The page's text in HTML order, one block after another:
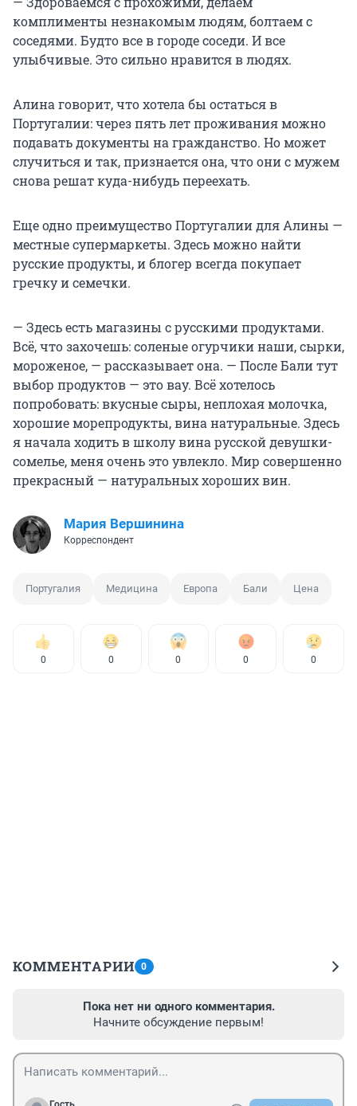
комплименты незнакомым людям, болтаем с
соседями. Будто все в городе соседи. И все
улыбчивые. Это сильно нравится в людях.
Алина говорит, что хотела бы остаться в
Португалии: через пять лет проживания можно
подавать документы на гражданство. Но может
случиться и так, признается она, что они с мужем
снова решат куда-нибудь переехать.
Еще одно преимущество Португалии для Алины —
местные супермаркеты. Здесь можно найти
русские продукты, и блогер всегда покупает
гречку и семечки.
— Здесь есть магазины с русскими продуктами.
Всё, что захочешь: соленые огурчики наши, сырки,
мороженое, — рассказывает она. — После Бали тут
выбор продуктов — это вау. Всё хотелось
попробовать: вкусные сыры, неплохая молочка,
хорошие морепродукты, вина натуральные. Здесь
я начала ходить в школу вина русской девушки-
сомелье, меня очень это увлекло. Мир совершенно
прекрасный — натуральных хороших вин.
Мария Вершинина
Корреспондент
Португалия Медицина Европа Бали Цена
0 0 0 0 0
КОММЕНТАРИИ 0
Пока нет ни одного комментария.
Начните обсуждение первым!